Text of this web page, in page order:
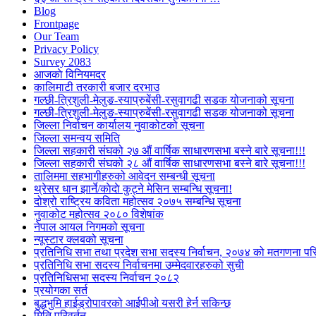
Blog
Frontpage
Our Team
Privacy Policy
Survey 2083
आजकाे विनियमदर
कालिमाटी तरकारी बजार दरभाउ
गल्छी-त्रिशुली-मेलुङ-स्याप्रुबेंसी-रसुवागढी सडक योजनाको सूचना
गल्छी-त्रिशुली-मेलुङ-स्याप्रुबेंसी-रसुवागढी सडक योजनाको सूचना
जिल्ला निर्वाचन कार्यालय नुवाकोटको सूचना
जिल्ला समन्वय समिति
जिल्ला सहकारी संघको २७ औं वार्षिक साधारणसभा बस्ने बारे सूचना!!!
जिल्ला सहकारी संघको २८ औं वार्षिक साधारणसभा बस्ने बारे सूचना!!!
तालिममा सहभागीहरुको आवेदन सम्बन्धी सूचना
थ्रेसर धान झार्ने/काेदाे कुट्ने मेसिन सम्बन्धि सूचना!
दोश्रो राष्ट्रिय कविता महोत्सव २०७५ सम्बन्धि सूचना
नुवाकोट महोत्सव २०८० विशेषांक
नेपाल आयल निगमको सूचना
न्यूस्टार क्लबको सूचना
प्रतिनिधि सभा तथा प्रदेश सभा सदस्य निर्वाचन, २०७४ को मतगणना
प्रतिनिधि सभा सदस्य निर्वाचनमा उम्मेदवारहरुको सुची
प्रतिनिधिसभा सदस्य निर्वाचन २०८२
प्रयोगका सर्त
बुद्धभुमि हाईड्रोपावरको आईपीओ यसरी हेर्न सकिन्छ